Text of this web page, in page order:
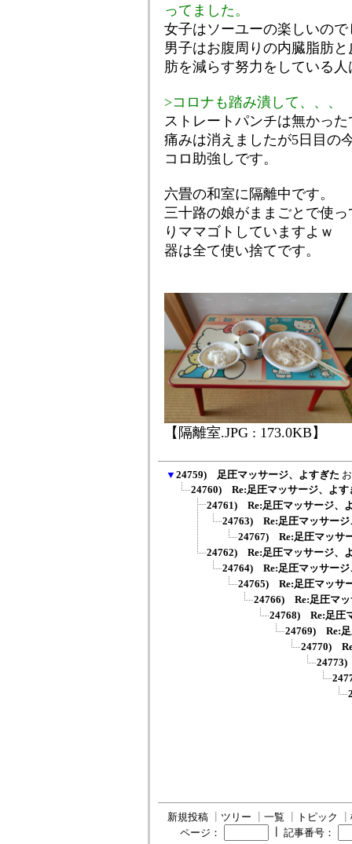
ってました。
女子はソーユーの楽しいので
男子はお腹周りの内臓脂肪
肪を減らす努力をしている
>コロナも踏み潰して、、、
ストレートパンチは無かっ
痛みは消えましたが5日目の
コロ助強しです。
六畳の和室に隔離中です。
三十路の娘がままごとで使
りママゴトしていますよｗ
器は全て使い捨てです。
【隔離室.JPG : 173.0KB】
▼ 24759) 足圧マッサージ、よすぎた
24760) Re:足圧マッサージ、よす
24761) Re:足圧マッサージ、
24763) Re:足圧マッサージ
24767) Re:足圧マッサ
24762) Re:足圧マッサージ、
24764) Re:足圧マッサージ
24765) Re:足圧マッサ
24766) Re:足圧マッ
24768) Re:足圧
24769) Re:足
24770)
24773)
新規投稿 ツリー 一覧 トピック
ページ：
記事番号：